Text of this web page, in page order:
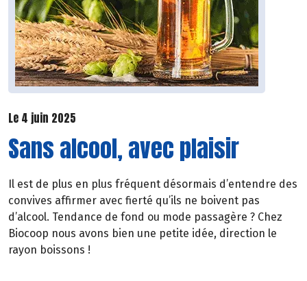
Le 4 juin 2025
Sans alcool, avec plaisir
Il est de plus en plus fréquent désormais d’entendre des
convives affirmer avec fierté qu’ils ne boivent pas
d’alcool. Tendance de fond ou mode passagère ? Chez
Biocoop nous avons bien une petite idée, direction le
rayon boissons !